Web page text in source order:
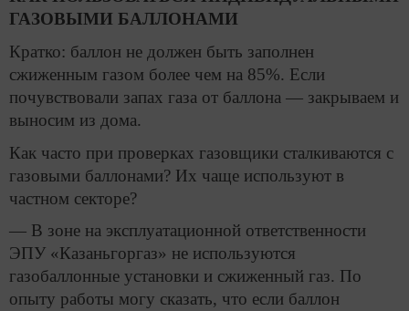
ГАЗОВЫМИ БАЛЛОНАМИ
Кратко: баллон не должен быть заполнен
сжиженным газом более чем на 85%. Если
почувствовали запах газа от баллона — закрываем и
выносим из дома.
Как часто при проверках газовщики сталкиваются с
газовыми баллонами? Их чаще используют в
частном секторе?
— В зоне на эксплуатационной ответственности
ЭПУ «Казаньгоргаз» не используются
газобаллонные установки и сжиженный газ. По
опыту работы могу сказать, что если баллон